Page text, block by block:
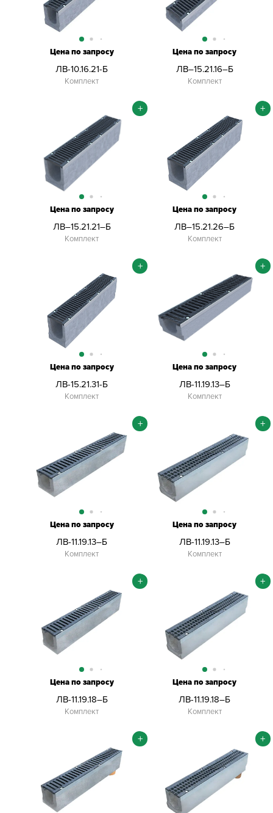
Цена по запросу
ЛВ-10.16.21-Б
Комплект
Цена по запросу
ЛВ–15.21.16–Б
Комплект
Цена по запросу
ЛВ–15.21.21–Б
Комплект
+
Цена по запросу
ЛВ–15.21.26–Б
Комплект
+
Цена по запросу
ЛВ-15.21.31-Б
Комплект
+
Цена по запросу
ЛВ-11.19.13–Б
Комплект
+
Цена по запросу
ЛВ-11.19.13–Б
Комплект
+
Цена по запросу
ЛВ-11.19.13–Б
Комплект
+
Цена по запросу
ЛВ-11.19.18–Б
Комплект
+
Цена по запросу
ЛВ-11.19.18–Б
Комплект
+
+ +